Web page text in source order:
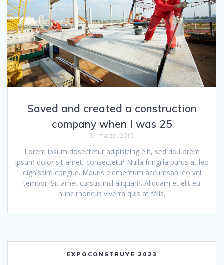
Saved and created a construction
company when I was 25
31 marzo, 2015
Lorem ipsum dosectetur adipisicing elit, sed do.Lorem
ipsum dolor sit amet, consectetur Nulla fringilla purus at leo
dignissim congue. Mauris elementum accumsan leo vel
tempor. Sit amet cursus nisl aliquam. Aliquam et elit eu
nunc rhoncus viverra quis at felis.
EXPOCONSTRUYE 2023